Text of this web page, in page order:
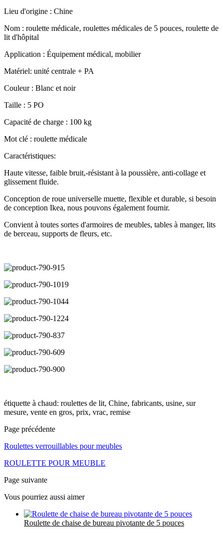
Lieu d'origine : Chine
Nom : roulette médicale, roulettes médicales de 5 pouces, roulette de
lit d'hôpital
Application : Équipement médical, mobilier
Matériel: unité centrale + PA
Couleur : Blanc et noir
Taille : 5 PO
Capacité de charge : 100 kg
Mot clé : roulette médicale
Caractéristiques:
Haute vitesse, faible bruit,-résistant à la poussière, anti-collage et
glissement fluide.
Conception de roue universelle muette, flexible et durable, si besoin
de conception Ikea, nous pouvons également fournir.
Convient à toutes sortes d'armoires de meubles, tables à manger, lits
de berceau, supports de fleurs, etc.
étiquette à chaud: roulettes de lit, Chine, fabricants, usine, sur
mesure, vente en gros, prix, vrac, remise
Page précédente
Roulettes verrouillables pour meubles
ROULETTE POUR MEUBLE
Page suivante
Vous pourriez aussi aimer
Roulette de chaise de bureau pivotante de 5 pouces